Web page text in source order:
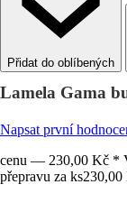
Lamela Gama
Napsat první
cenu — 230,00 Kč *
přepravu za ks230,00